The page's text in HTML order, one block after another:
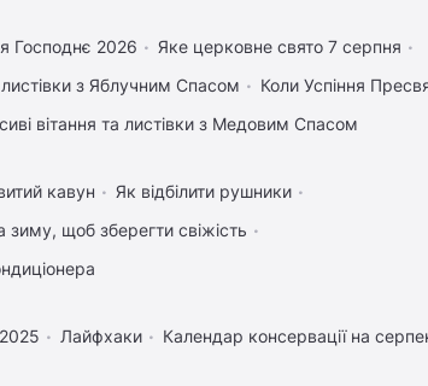
Господнє 2026
Яке церковне свято 7 серпня
листівки з Яблучним Спасом
Коли Успіння
вітання та листівки з Медовим Спасом
кавун
Як відбілити рушники
зиму, щоб зберегти свіжість
Лайфхаки Календар консервації на